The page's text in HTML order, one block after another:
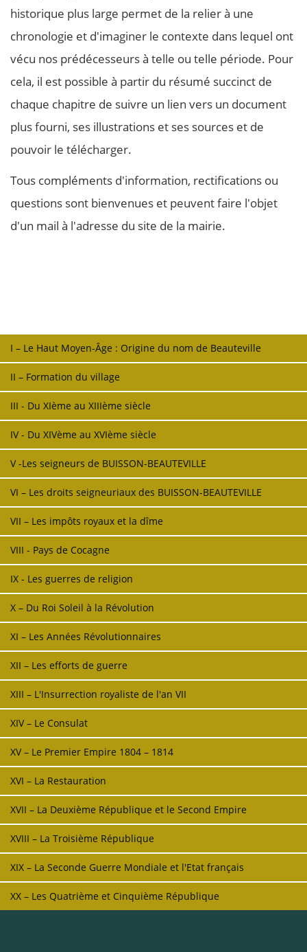
historique plus large permet de la relier à une
chronologie et d'imaginer le contexte dans lequel ont
vécu nos prédécesseurs à telle ou telle période. Pour
cela, il est possible à partir du résumé succinct de
chaque chapitre de suivre un lien vers un document
plus fourni, ses illustrations et ses sources et de
pouvoir le télécharger.
Tous compléments d'information, rectifications ou
questions sont bienvenues et peuvent faire l'objet
d'un mail à l'adresse du site de la mairie.
I – Le Haut Moyen-Âge : Origine du nom de Beauteville
II – Formation du village
III - Du XIème au XIIIème siècle
IV - Du XIVème au XVIème siècle
V -Les seigneurs de BUISSON-BEAUTEVILLE
VI – Les droits seigneuriaux des BUISSON-BEAUTEVILLE
VII – Les impôts royaux et la dîme
VIII - Pays de Cocagne
IX - Les guerres de religion
X – Du Roi Soleil à la Révolution
XI – Les Années Révolutionnaires
XII – Les efforts de guerre
XIII – L'Insurrection royaliste de l'an VII
XIV – Le Consulat
XV – Le Premier Empire 1804 – 1814
XVI – La Restauration
XVII – La Deuxième République et le Second Empire
XVIII – La Troisième République
XIX – La Seconde Guerre Mondiale et l'Etat français
XX – Les Quatrième et Cinquième République